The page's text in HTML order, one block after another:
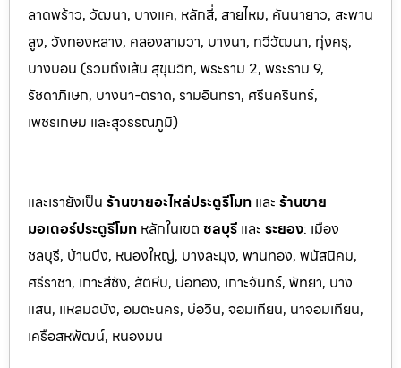
ลาดพร้าว, วัฒนา, บางแค, หลักสี่, สายไหม, คันนายาว, สะพาน
สูง, วังทองหลาง, คลองสามวา, บางนา, ทวีวัฒนา, ทุ่งครุ,
บางบอน (รวมถึงเส้น สุขุมวิท, พระราม 2, พระราม 9,
รัชดาภิเษก, บางนา-ตราด, รามอินทรา, ศรีนครินทร์,
เพชรเกษม และสุวรรณภูมิ)
และเรายังเป็น ร้านขายอะไหล่ประตูรีโมท และ ร้านขาย
มอเตอร์ประตูรีโมท หลักในเขต ชลบุรี และ ระยอง: เมือง
ชลบุรี, บ้านบึง, หนองใหญ่, บางละมุง, พานทอง, พนัสนิคม,
ศรีราชา, เกาะสีชัง, สัตหีบ, บ่อทอง, เกาะจันทร์, พัทยา, บาง
แสน, แหลมฉบัง, อมตะนคร, บ่อวิน, จอมเทียน, นาจอมเทียน,
เครือสหพัฒน์, หนองมน